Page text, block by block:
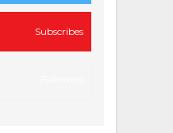
Subscribes